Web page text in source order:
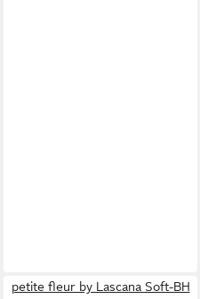
petite fleur by Lascana Soft-BH